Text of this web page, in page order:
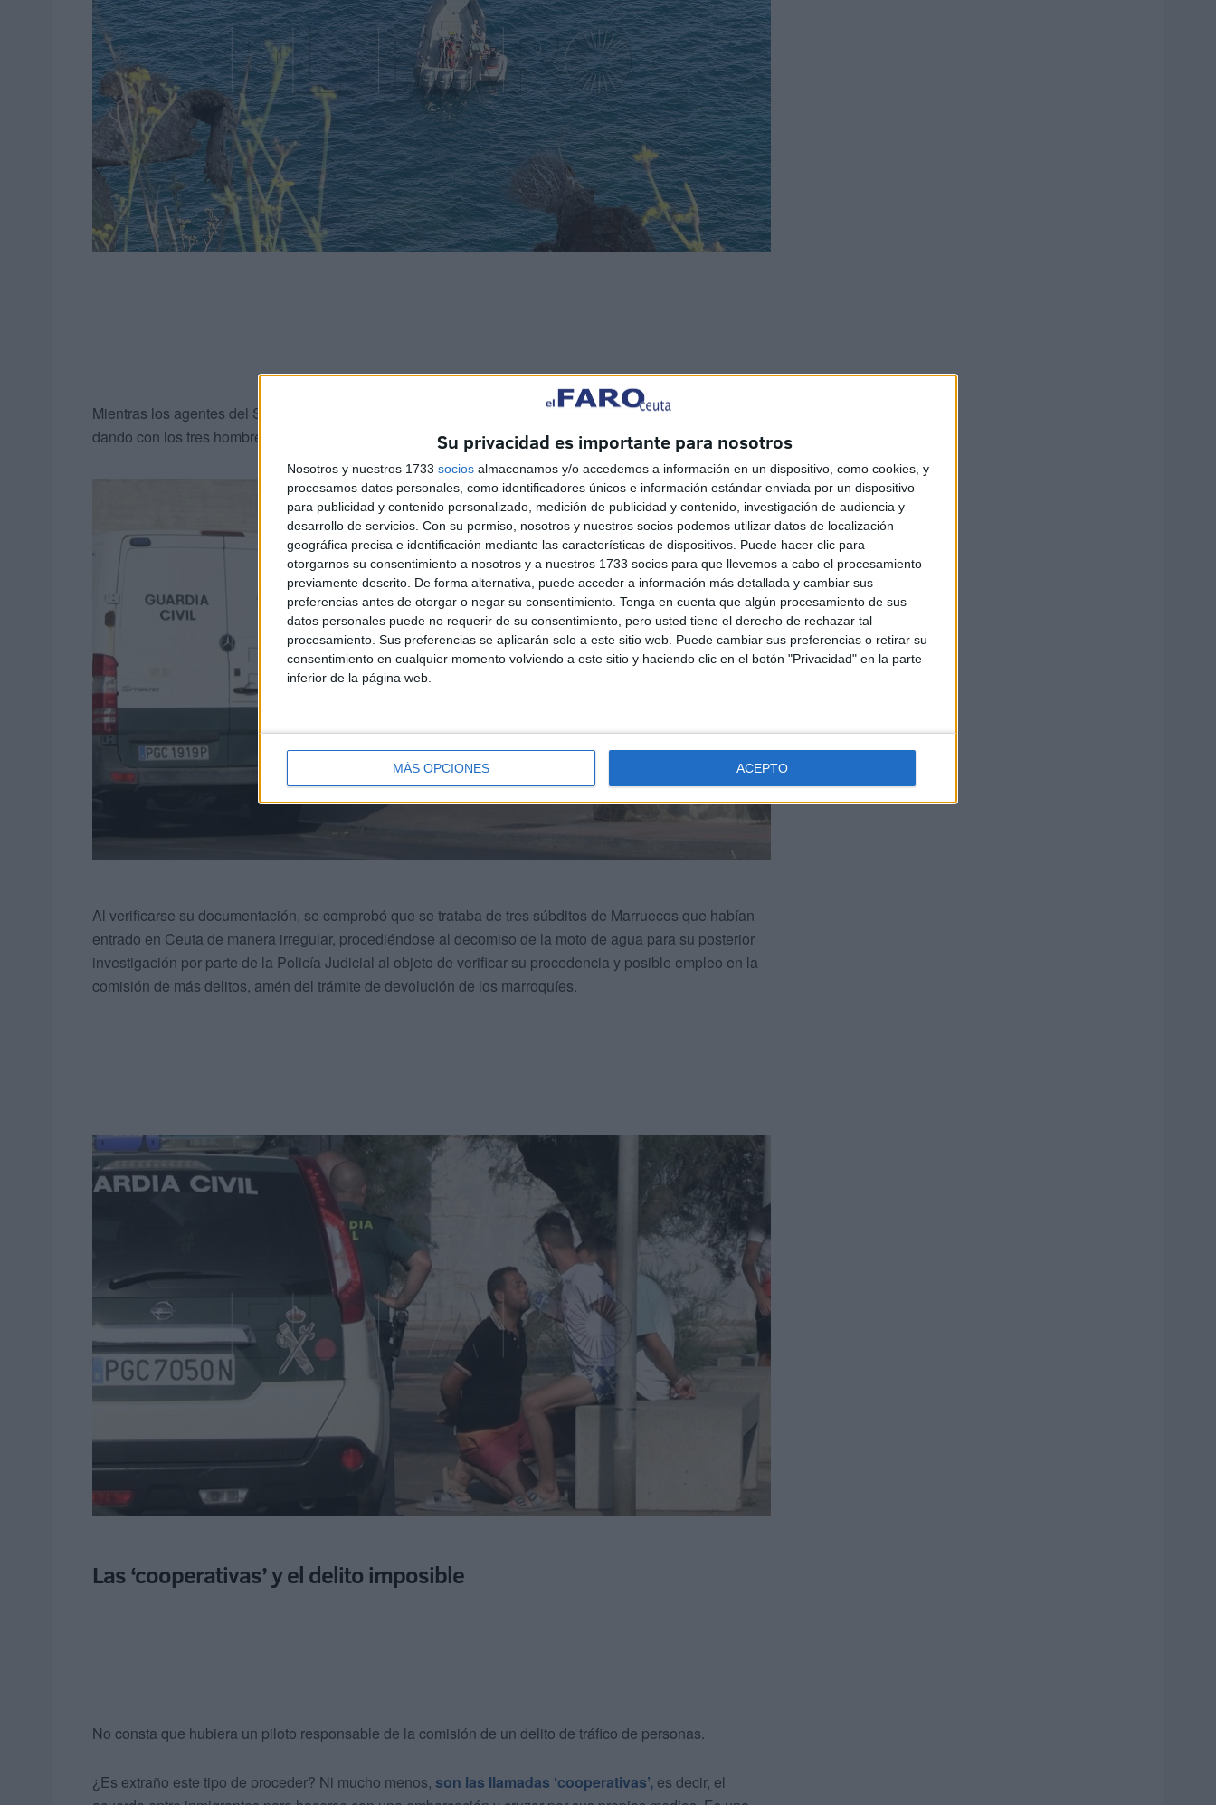
Su privacidad es importante para nosotros
Nosotros y nuestros 1733 socios almacenamos y/o accedemos a información en un dispositivo, como cookies, y
procesamos datos personales, como identificadores únicos e información estándar enviada por un dispositivo
para publicidad y contenido personalizado, medición de publicidad y contenido, investigación de audiencia y
desarrollo de servicios. Con su permiso, nosotros y nuestros socios podemos utilizar datos de localización
geográfica precisa e identificación mediante las características de dispositivos. Puede hacer clic para
otorgarnos su consentimiento a nosotros y a nuestros 1733 socios para que llevemos a cabo el procesamiento
previamente descrito. De forma alternativa, puede acceder a información más detallada y cambiar sus
preferencias antes de otorgar o negar su consentimiento. Tenga en cuenta que algún procesamiento de sus
datos personales puede no requerir de su consentimiento, pero usted tiene el derecho de rechazar tal
procesamiento. Sus preferencias se aplicarán solo a este sitio web. Puede cambiar sus preferencias o retirar su
consentimiento en cualquier momento volviendo a este sitio y haciendo clic en el botón "Privacidad" en la parte
inferior de la página web.
MÁS OPCIONES ACEPTO
Mientras los agentes del Servicio Marítimo se hacían cargo de la embarcación,las patrullas actuaron
dando con los tres hombres a la altura de los mil escalones.
Al verificarse su documentación, se comprobó que se trataba de tres súbditos de Marruecos que habían
entrado en Ceuta de manera irregular, procediéndose al decomiso de la moto de agua para su posterior
investigación por parte de la Policía Judicial al objeto de verificar su procedencia y posible empleo en la
comisión de más delitos, amén del trámite de devolución de los marroquíes.
Las ‘cooperativas’ y el delito imposible
No consta que hubiera un piloto responsable de la comisión de un delito de tráfico de personas.
¿Es extraño este tipo de proceder? Ni mucho menos, son las llamadas ‘cooperativas’, es decir, el